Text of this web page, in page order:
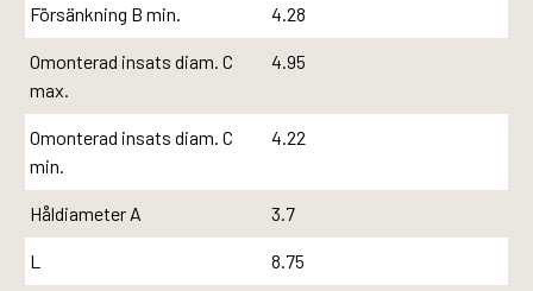
Försänkning B min. 4.28
Omonterad insats diam. C
max.
4.95
Omonterad insats diam. C
min.
4.22
Håldiameter A 3.7
L 8.75